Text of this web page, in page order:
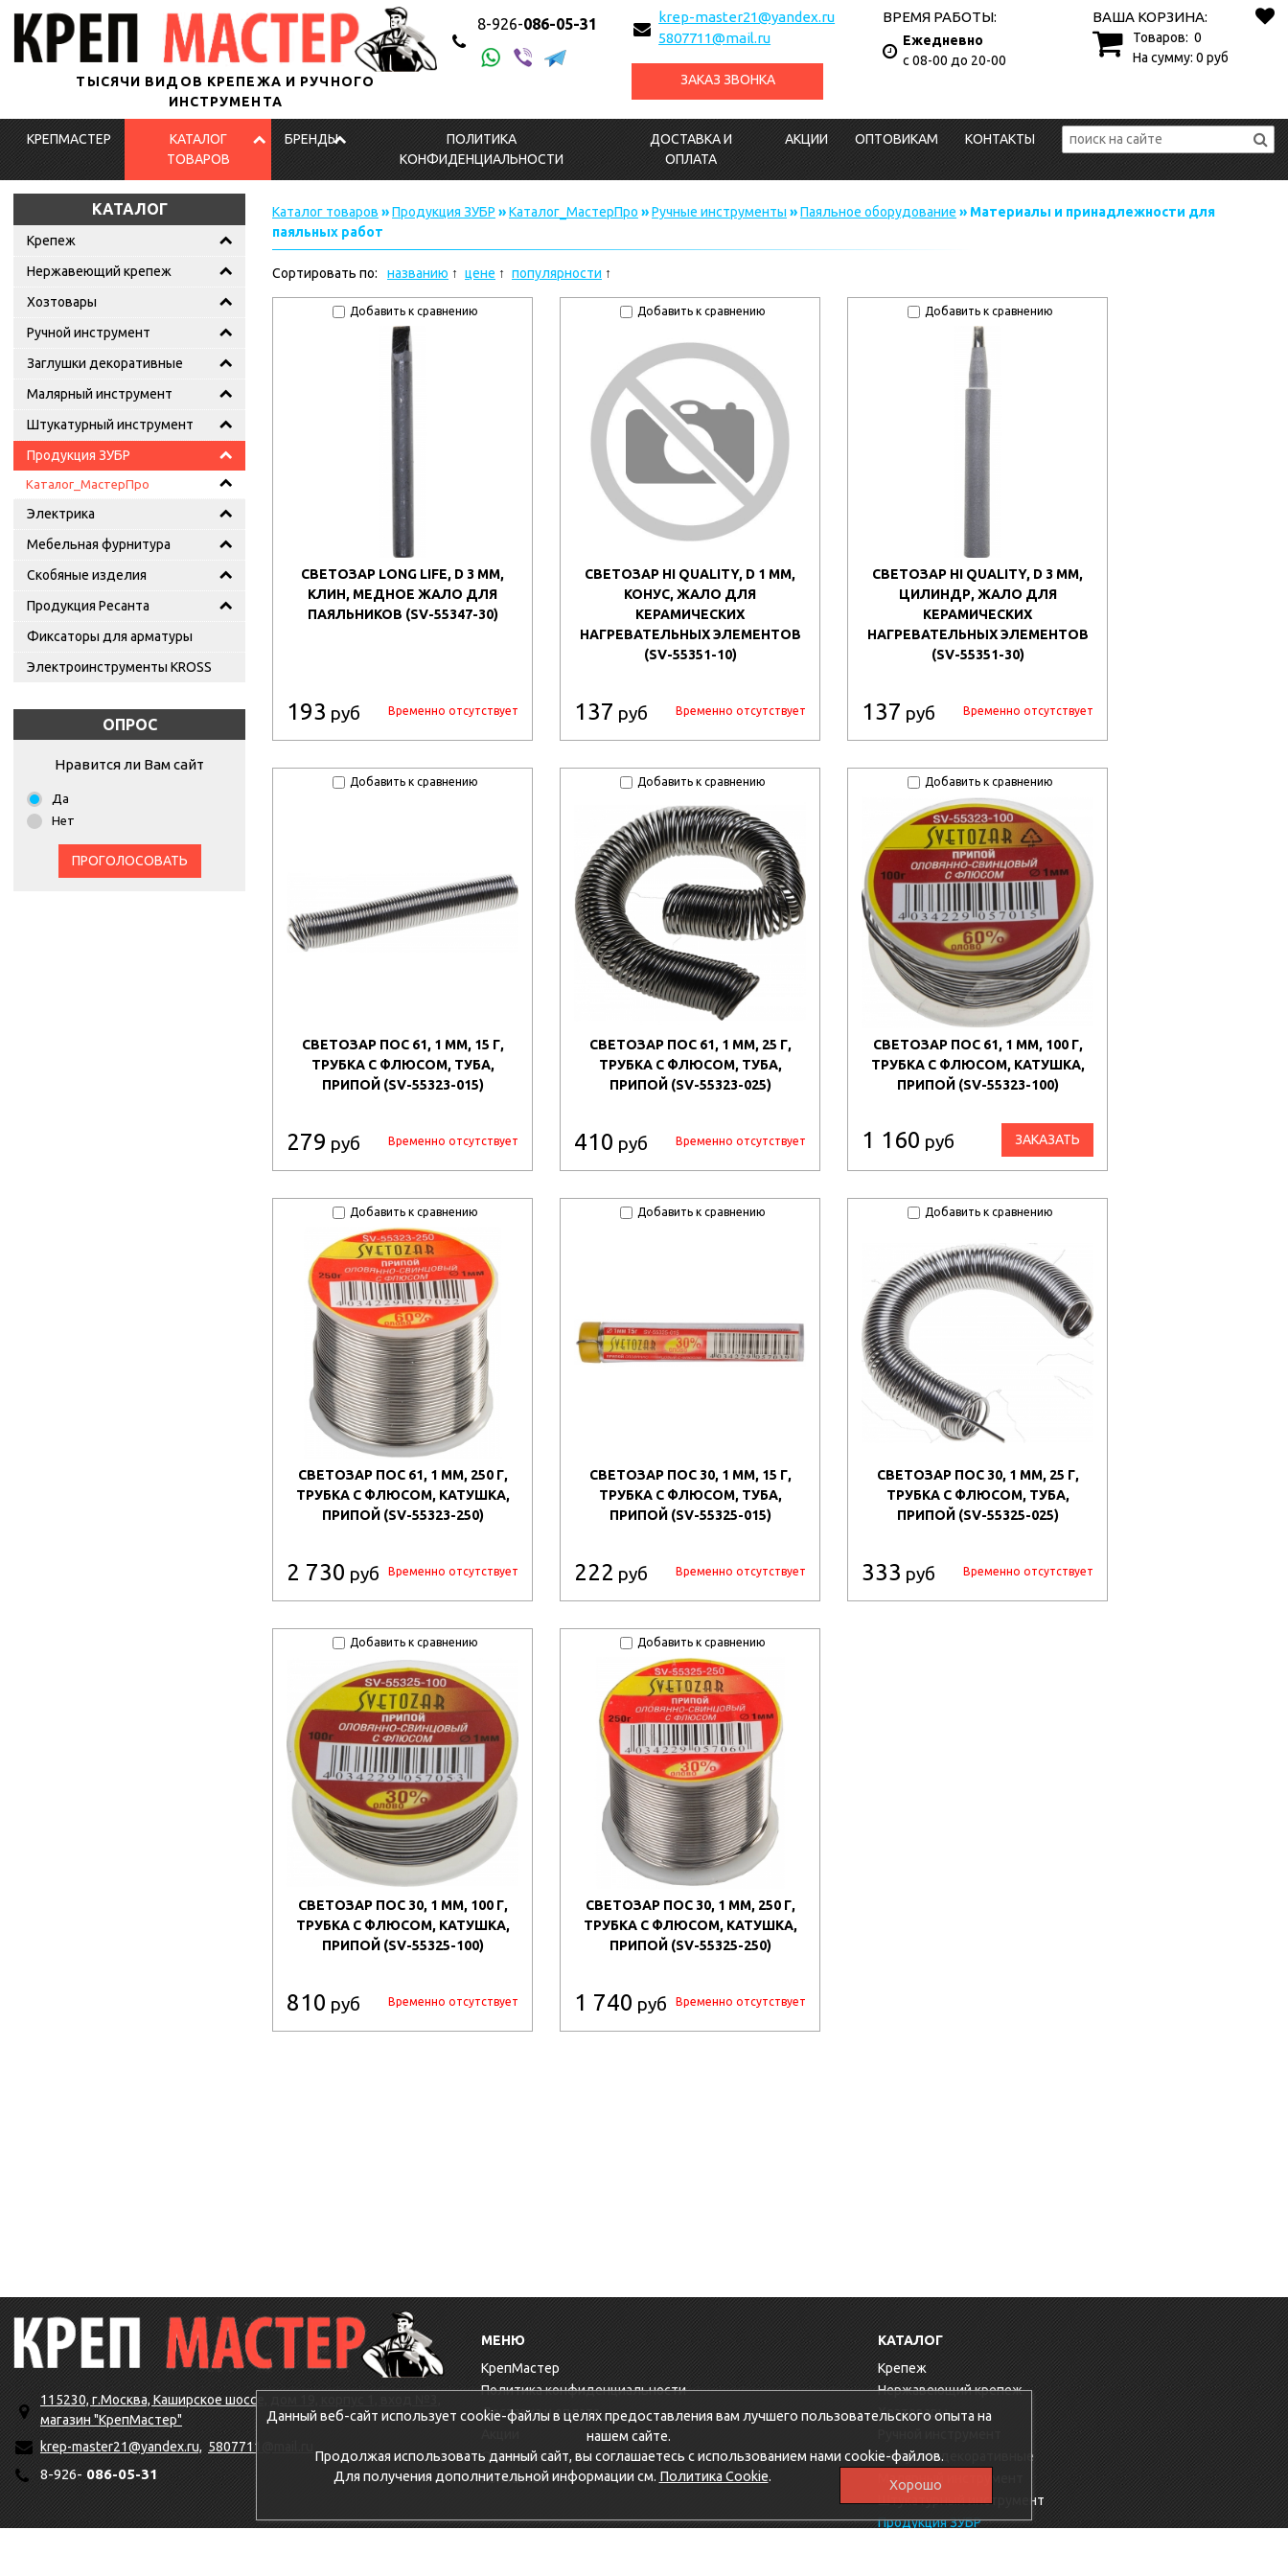
ТЫСЯЧИ ВИДОВ КРЕПЕЖА И РУЧНОГО
ИНСТРУМЕНТА
8-926-086-05-31
krep-master21@yandex.ru
5807711@mail.ru
ЗАКАЗ ЗВОНКА
ВРЕМЯ РАБОТЫ:
Ежедневно
с 08-00 до 20-00
ВАША КОРЗИНА:
Товаров: 0
На сумму: 0 руб
КРЕПМАСТЕР
КАТАЛОГ
ТОВАРОВ
БРЕНДЫ
ПОЛИТИКА
КОНФИДЕНЦИАЛЬНОСТИ
ДОСТАВКА И
ОПЛАТА
АКЦИИ ОПТОВИКАМ КОНТАКТЫ
КАТАЛОГ
Крепеж
Нержавеющий крепеж
Хозтовары
Ручной инструмент
Заглушки декоративные
Малярный инструмент
Штукатурный инструмент
Продукция ЗУБР
Каталог_МастерПро
Электрика
Мебельная фурнитура
Скобяные изделия
Продукция Ресанта
Фиксаторы для арматуры
Электроинструменты KROSS
ОПРОС
Нравится ли Вам сайт
Да
Нет
ПРОГОЛОСОВАТЬ
Каталог товаров »Продукция ЗУБР »Каталог_МастерПро »Ручные инструменты »Паяльное оборудование » Материалы и принадлежности для
паяльных работ
Сортировать по: названию цене популярности
Добавить к сравнению
СВЕТОЗАР LONG LIFE, D 3 ММ,
КЛИН, МЕДНОЕ ЖАЛО ДЛЯ
ПАЯЛЬНИКОВ (SV-55347-30)
193 руб Временно отсутствует
Добавить к сравнению
СВЕТОЗАР HI QUALITY, D 1 ММ,
КОНУС, ЖАЛО ДЛЯ
КЕРАМИЧЕСКИХ
НАГРЕВАТЕЛЬНЫХ ЭЛЕМЕНТОВ
(SV-55351-10)
137 руб Временно отсутствует
Добавить к сравнению
СВЕТОЗАР HI QUALITY, D 3 ММ,
ЦИЛИНДР, ЖАЛО ДЛЯ
КЕРАМИЧЕСКИХ
НАГРЕВАТЕЛЬНЫХ ЭЛЕМЕНТОВ
(SV-55351-30)
137 руб Временно отсутствует
Добавить к сравнению
СВЕТОЗАР ПОС 61, 1 ММ, 15 Г,
ТРУБКА С ФЛЮСОМ, ТУБА,
ПРИПОЙ (SV-55323-015)
279 руб Временно отсутствует
Добавить к сравнению
СВЕТОЗАР ПОС 61, 1 ММ, 25 Г,
ТРУБКА С ФЛЮСОМ, ТУБА,
ПРИПОЙ (SV-55323-025)
410 руб Временно отсутствует
Добавить к сравнению
СВЕТОЗАР ПОС 61, 1 ММ, 100 Г,
ТРУБКА С ФЛЮСОМ, КАТУШКА,
ПРИПОЙ (SV-55323-100)
1 160 руб ЗАКАЗАТЬ
Добавить к сравнению
СВЕТОЗАР ПОС 61, 1 ММ, 250 Г,
ТРУБКА С ФЛЮСОМ, КАТУШКА,
ПРИПОЙ (SV-55323-250)
2 730 руб Временно отсутствует
Добавить к сравнению
СВЕТОЗАР ПОС 30, 1 ММ, 15 Г,
ТРУБКА С ФЛЮСОМ, ТУБА,
ПРИПОЙ (SV-55325-015)
222 руб Временно отсутствует
Добавить к сравнению
СВЕТОЗАР ПОС 30, 1 ММ, 25 Г,
ТРУБКА С ФЛЮСОМ, ТУБА,
ПРИПОЙ (SV-55325-025)
333 руб Временно отсутствует
Добавить к сравнению
СВЕТОЗАР ПОС 30, 1 ММ, 100 Г,
ТРУБКА С ФЛЮСОМ, КАТУШКА,
ПРИПОЙ (SV-55325-100)
810 руб Временно отсутствует
Добавить к сравнению
СВЕТОЗАР ПОС 30, 1 ММ, 250 Г,
ТРУБКА С ФЛЮСОМ, КАТУШКА,
ПРИПОЙ (SV-55325-250)
1 740 руб Временно отсутствует
115230, г.Москва, Каширское шоссе, дом 19, корпус 1, вход №3,
магазин "КрепМастер"
krep-master21@yandex.ru, 5807711@mail.ru
8-926-086-05-31
МЕНЮ
КрепМастер
Политика конфиденциальности
Доставка и оплата
Оптовикам
Контакты
КАТАЛОГ
Крепеж
Нержавеющий крепеж
Хозтовары
Заглушки декоративные
Малярный инструмент
Штукатурный инструмент
Продукция ЗУБР
Данный веб-сайт использует cookie-файлы в целях предоставления вам лучшего пользовательского опыта на
нашем сайте.
Продолжая использовать данный сайт, вы соглашаетесь с использованием нами cookie-файлов.
Для получения дополнительной информации см. Политика Cookie.
Хорошо